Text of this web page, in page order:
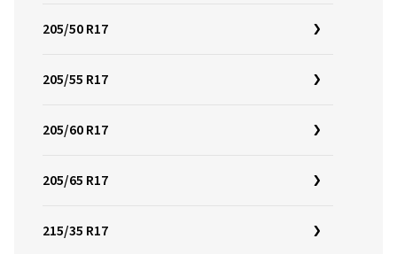
205/50 R17
205/55 R17
205/60 R17
205/65 R17
215/35 R17